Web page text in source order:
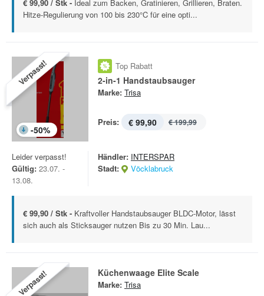
€ 99,90 / Stk - Ideal zum Backen, Gratinieren, Grillieren, Braten.
Hitze-Regulierung von 100 bis 230°C für eine opti...
Verpasst!
-50%
Top Rabatt
2-in-1 Handstaubsauger
Marke: Trisa
Preis: € 99,90 € 199,99
Leider verpasst!
Gültig: 23.07. -
13.08.
Händler: INTERSPAR
Stadt:
Vöcklabruck
€ 99,90 / Stk - Kraftvoller Handstaubsauger BLDC-Motor, lässt
sich auch als Sticksauger nutzen Bis zu 30 Min. Lau...
Verpasst! Küchenwaage Elite Scale
Marke: Trisa